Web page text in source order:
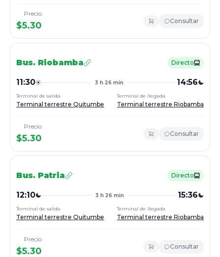
Precio
$5.30 Consultar
Bus. Riobamba Directo
11:30 3 h 26 min 14:56
Terminal de salida
Terminal terrestre Quitumbe
Terminal de llegada
Terminal terrestre Riobamba
Precio
$5.30 Consultar
Bus. Patria Directo
12:10 3 h 26 min 15:36
Terminal de salida
Terminal terrestre Quitumbe
Terminal de llegada
Terminal terrestre Riobamba
Precio
$5.30 Consultar